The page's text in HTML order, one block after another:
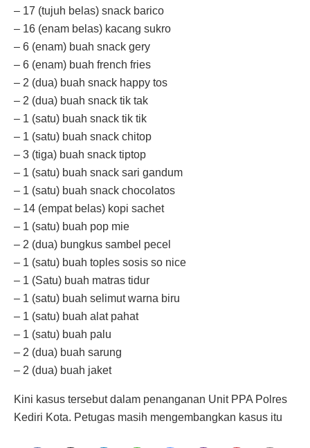
– 17 (tujuh belas) snack barico
– 16 (enam belas) kacang sukro
– 6 (enam) buah snack gery
– 6 (enam) buah french fries
– 2 (dua) buah snack happy tos
– 2 (dua) buah snack tik tak
– 1 (satu) buah snack tik tik
– 1 (satu) buah snack chitop
– 3 (tiga) buah snack tiptop
– 1 (satu) buah snack sari gandum
– 1 (satu) buah snack chocolatos
– 14 (empat belas) kopi sachet
– 1 (satu) buah pop mie
– 2 (dua) bungkus sambel pecel
– 1 (satu) buah toples sosis so nice
– 1 (Satu) buah matras tidur
– 1 (satu) buah selimut warna biru
– 1 (satu) buah alat pahat
– 1 (satu) buah palu
– 2 (dua) buah sarung
– 2 (dua) buah jaket
Kini kasus tersebut dalam penanganan Unit PPA Polres
Kediri Kota. Petugas masih mengembangkan kasus itu